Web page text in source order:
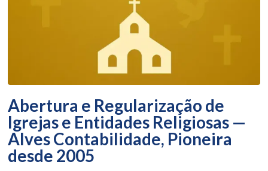
Abertura e Regularização de
Igrejas e Entidades Religiosas —
Alves Contabilidade, Pioneira
desde 2005